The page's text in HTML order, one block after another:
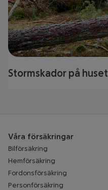
Stormskador på huset
Våra försäkringar
Bilförsäkring
Hemförsäkring
Fordonsförsäkring
Personförsäkring